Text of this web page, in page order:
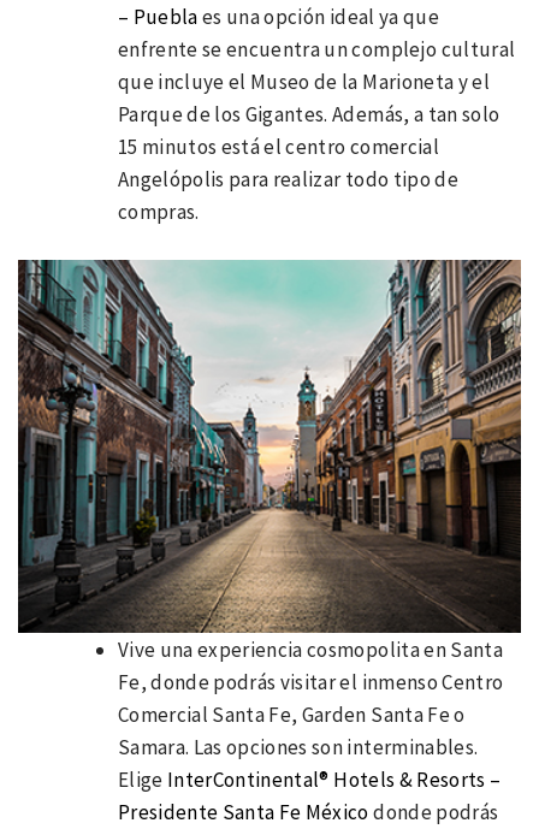
– Pueblaes una opción ideal ya que
enfrente se encuentra un complejo cultural
que incluye el Museo de la Marioneta y el
Parque de los Gigantes. Además, a tan solo
15 minutos está el centro comercial
Angelópolis para realizar todo tipo de
compras.
Vive una experiencia cosmopolita en Santa
Fe, donde podrás visitar el inmenso Centro
Comercial Santa Fe, Garden Santa Fe o
Samara. Las opciones son interminables.
Elige InterContinental® Hotels & Resorts –
Presidente Santa Fe Méxicodonde podrás